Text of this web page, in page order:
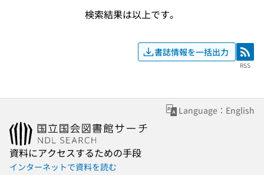
検索結果は以上です。
書誌情報を一括出力 RSS
RSS
Language：English
資料にアクセスするための手段
インターネットで資料を読む